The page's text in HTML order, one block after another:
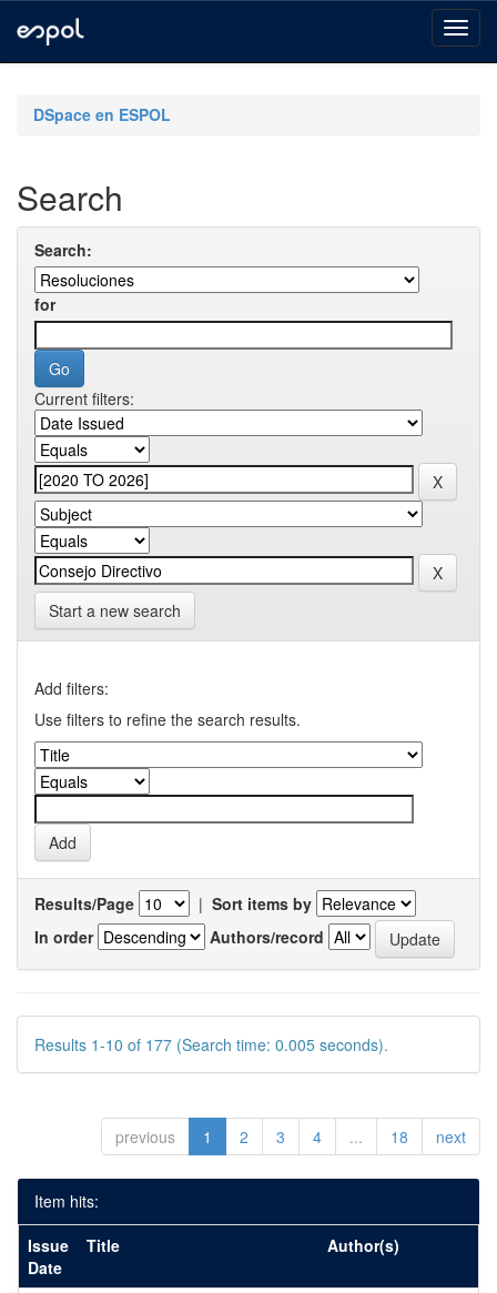
navigationDSpace en ESPOL
Search
Search:
for
Current filters:
Start a new search
Add filters:
Use filters to refine the search results.
Results/Page | Sort items by
In order
Authors/record
Results 1-10 of 177 (Search time: 0.005 seconds).
previous 1 2 3 4 ... 18 next
Item hits:
Issue
Date
Title Author(s)